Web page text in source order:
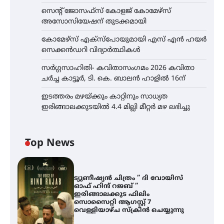
സെന്റ് ജോസഫ്സ് കോളജ് കോമേഴ്‌സ്
അസോസിയേഷന് തുടക്കമായി
കോമേഴ്സ് എക്സ്പോയുമായി എസ് എൻ ഹയർ
സെക്കൻഡറി വിദ്യാർത്ഥികൾ
സർഗ്ഗസാഹിതി- കവിതാസംഗമം 2026 കവിതാ
ചർച്ച കാട്ടൂർ, ടി. കെ. ബാലൻ ഹാളിൽ 16ന്
ഇടത്തരം മഴയ്ക്കും കാറ്റിനും സാധ്യത
ഇരിങ്ങാലക്കുടയിൽ 4.4 മില്ലി മീറ്റർ മഴ ലഭിച്ചു
Top News
ട്യുണീഷ്യൻ ചിത്രം ” ദി വോയിസ്
ഓഫ് ഹിന്ദ് റജബ് ”
ഇരിങ്ങാലക്കുട ഫിലിം
സൊസൈറ്റി ആഗസ്റ്റ് 7
വെള്ളിയാഴ്ച സ്‌ക്രീൻ ചെയ്യുന്നു